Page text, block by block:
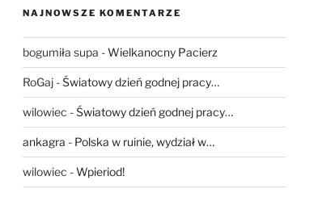
NAJNOWSZE KOMENTARZE
bogumiła supa -Wielkanocny Pacierz
RoGaj-Światowy dzień godnej pracy…
wilowiec -Światowy dzień godnej pracy…
ankagra - Polska w ruinie, wydział w…
wilowiec -Wpieriod!